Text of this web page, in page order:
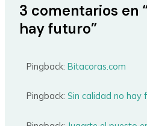
3 comentarios en
hay futuro”
Pingback:Bitacoras.com
Pingback:Sin calidad no hay